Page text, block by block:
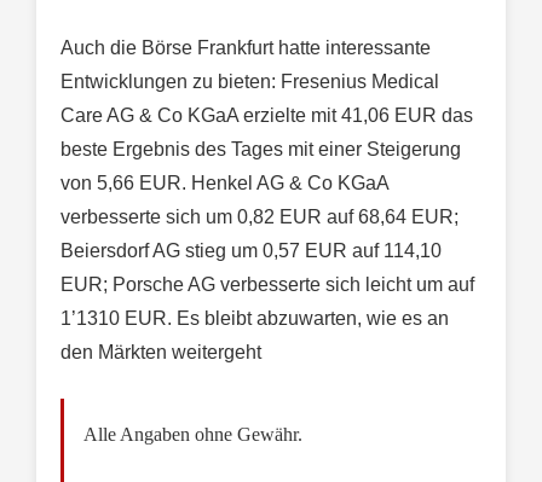
Auch die Börse Frankfurt hatte interessante
Entwicklungen zu bieten: Fresenius Medical
Care AG & Co KGaA erzielte mit 41,06 EUR das
beste Ergebnis des Tages mit einer Steigerung
von 5,66 EUR. Henkel AG & Co KGaA
verbesserte sich um 0,82 EUR auf 68,64 EUR;
Beiersdorf AG stieg um 0,57 EUR auf 114,10
EUR; Porsche AG verbesserte sich leicht um auf
1’1310 EUR. Es bleibt abzuwarten, wie es an
den Märkten weitergeht
Alle Angaben ohne Gewähr.